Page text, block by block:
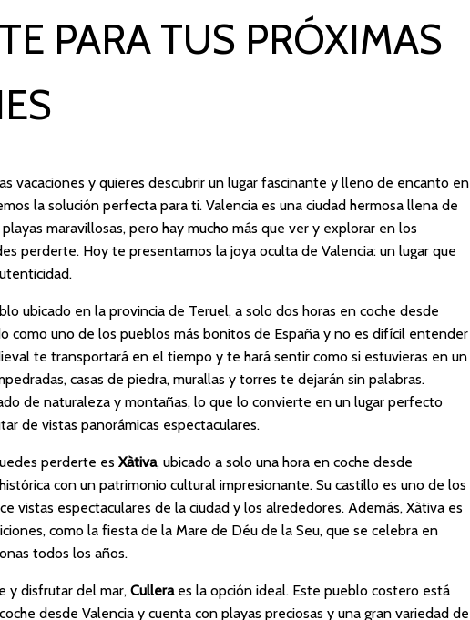
PARA TUS PRÓXIMAS
vacaciones y quieres descubrir un lugar fascinante y lleno de encanto en
la solución perfecta para ti. Valencia es una ciudad hermosa llena de
maravillosas, pero hay mucho más que ver y explorar en los
perderte. Hoy te presentamos la joya oculta de Valencia: un lugar que
ubicado en la provincia de Teruel, a solo dos horas en coche desde
como uno de los pueblos más bonitos de España y no es difícil entender
te transportará en el tiempo y te hará sentir como si estuvieras en un
casas de piedra, murallas y torres te dejarán sin palabras.
de naturaleza y montañas, lo que lo convierte en un lugar perfecto
de vistas panorámicas espectaculares.
perderte esXàtiva, ubicado a solo una hora en coche desde
con un patrimonio cultural impresionante. Su castillo es uno de los
vistas espectaculares de la ciudad y los alrededores. Además, Xàtiva es
como la fiesta de la Mare de Déu de la Seu, que se celebra en
todos los años.
y disfrutar del mar,Culleraes la opción ideal. Este pueblo costero está
desde Valencia y cuenta con playas preciosas y una gran variedad de